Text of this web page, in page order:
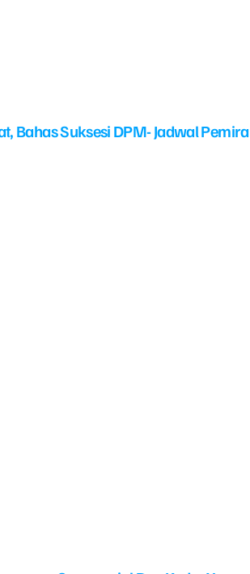
Bahas Suksesi DPM- Jadwal Pemira